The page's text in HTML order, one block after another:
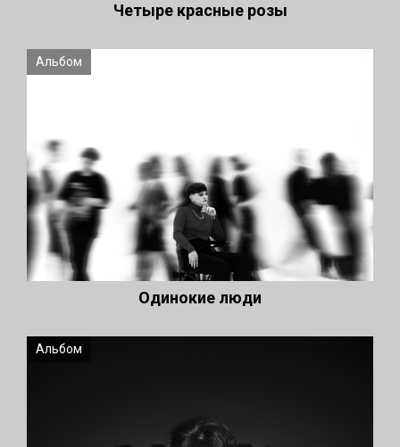
Четыре красные розы
Альбом
Одинокие люди
Альбом